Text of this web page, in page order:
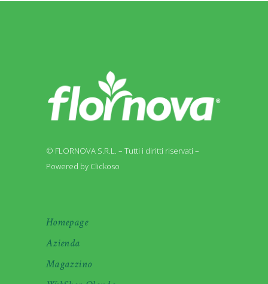
© FLORNOVA S.R.L. – Tutti i diritti riservati –
Powered by Clickoso
Homepage
Azienda
Magazzino